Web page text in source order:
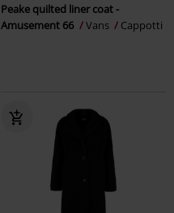
Peake quilted liner coat -
Amusement 66
Vans Cappotti